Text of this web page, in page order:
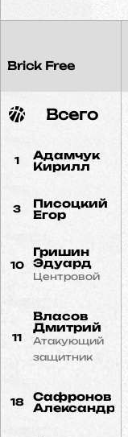
Brick Free
Всего
1
Адамчук
Кирилл
3
Писоцкий
Егор
10
Гришин
Эдуард
Центровой
11
Власов
Дмитрий
Атакующий
защитник
18
Сафронов
Александр